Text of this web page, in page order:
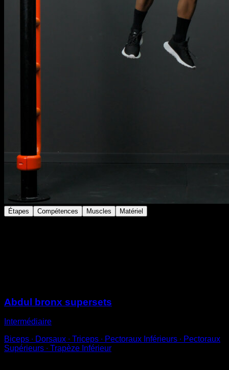
Étapes Compétences Muscles Matériel
Abdul bronx supersets
Intermédiaire
Biceps ∙ Dorsaux ∙ Triceps ∙ Pectoraux Inférieurs ∙ Pectoraux
Supérieurs ∙ Trapèze Inférieur